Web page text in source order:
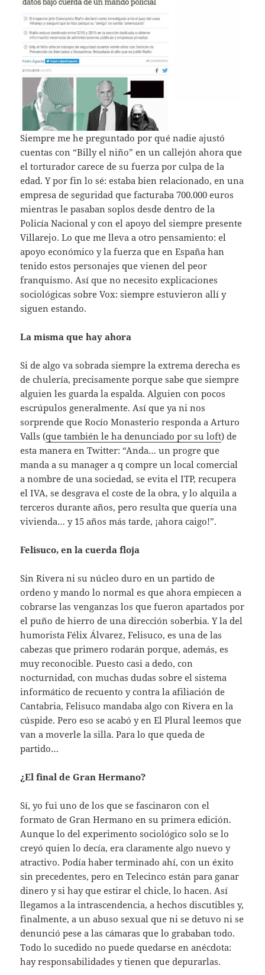
Siempre me he preguntado por qué nadie ajustó
cuentas con “Billy el niño” en un callejón ahora que
el torturador carece de su fuerza por culpa de la
edad. Y por fin lo sé: estaba bien relacionado, en una
empresa de seguridad que facturaba 700.000 euros
mientras le pasaban soplos desde dentro de la
Policía Nacional y con el apoyo del siempre presente
Villarejo. Lo que me lleva a otro pensamiento: el
apoyo económico y la fuerza que en España han
tenido estos personajes que vienen del peor
franquismo. Así que no necesito explicaciones
sociológicas sobre Vox: siempre estuvieron allí y
siguen estando.
La misma que hay ahora
Si de algo va sobrada siempre la extrema derecha es
de chulería, precisamente porque sabe que siempre
alguien les guarda la espalda. Alguien con pocos
escrúpulos generalmente. Así que ya ni nos
sorprende que Rocío Monasterio responda a Arturo
Valls (que también le ha denunciado por su loft) de
esta manera en Twitter: “Anda… un progre que
manda a su manager a q compre un local comercial
a nombre de una sociedad, se evita el ITP, recupera
el IVA, se desgrava el coste de la obra, y lo alquila a
terceros durante años, pero resulta que quería una
vivienda… y 15 años más tarde, ¡ahora caigo!”.
Felisuco, en la cuerda floja
Sin Rivera ni su núcleo duro en un partido de
ordeno y mando lo normal es que ahora empiecen a
cobrarse las venganzas los que fueron apartados por
el puño de hierro de una dirección soberbia. Y la del
humorista Félix Álvarez, Felisuco, es una de las
cabezas que primero rodarán porque, además, es
muy reconocible. Puesto casi a dedo, con
nocturnidad, con muchas dudas sobre el sistema
informático de recuento y contra la afiliación de
Cantabria, Felisuco mandaba algo con Rivera en la
cúspide. Pero eso se acabó y en El Plural leemos que
van a moverle la silla. Para lo que queda de
partido…
¿El final de Gran Hermano?
Sí, yo fui uno de los que se fascinaron con el
formato de Gran Hermano en su primera edición.
Aunque lo del experimento sociológico solo se lo
creyó quien lo decía, era claramente algo nuevo y
atractivo. Podía haber terminado ahí, con un éxito
sin precedentes, pero en Telecinco están para ganar
dinero y si hay que estirar el chicle, lo hacen. Así
llegamos a la intrascendencia, a hechos discutibles y,
finalmente, a un abuso sexual que ni se detuvo ni se
denunció pese a las cámaras que lo grababan todo.
Todo lo sucedido no puede quedarse en anécdota:
hay responsabilidades y tienen que depurarlas.